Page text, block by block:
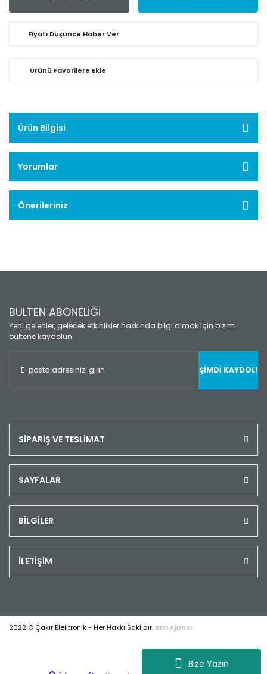
Bize Yazın
Fiyatı Düşünce Haber Ver
Ürün Bilgisi
Yorumlar
Önerileriniz
BÜLTEN ABONELİĞİ
Yeni gelenler, gelecek etkinlikler hakkında bilgi almak için bizim
bültene kaydolun.
ŞİMDİ KAYDOL!
SİPARİŞ VE TESLİMAT
SAYFALAR
BİLGİLER
İLETİŞİM
2022 © Çakır Elektronik - Her Hakkı Saklıdır. SEO Ajansı